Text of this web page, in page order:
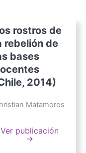
rostros de
rebelión de
bases
2014)
Matamoros
Ver publicación
→